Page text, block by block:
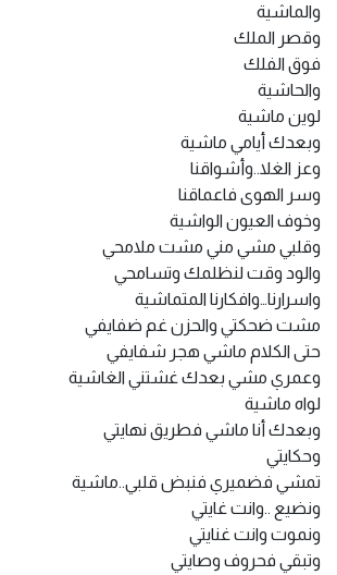
والماشية
وقصر الملك
فوق الفلك
والحاشية
لوين ماشية
وبعدك أيامي ماشية
وعز الغلا..وأشواقنا
وسر الهوى فاعماقنا
وخوف العيون الواشية
وقلبي مشي مني مشت ملامحي
والود وقت لنظلمك وتسامحي
واسرارنا…وافكارنا المتماشية
مشت ضحكتي والحزن غم ضفايفي
حتى الكلام ماشي هجر شفايفي
وعمري مشي بعدك غشتني الغاشية
لواه ماشية
وبعدك أنا ماشي فطريق نهايتي
وحكايتي
تمشي فضميري فنبض قلبي..ماشية
ونضيع ..وانت غايتي
ونموت وانت غنايتي
وتبقي فحروف وصايتي